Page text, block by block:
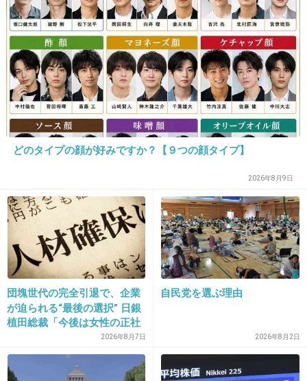
37. 匿名2026/07/08(水) 12:03:25
>>32
むしろ、自民大勝ちのせいで、国民が一切望んでいない政
党の候補が繰り上がりおこぼれで当選したりしていて、そ
こに疑問を多くの人が持っているのにね
+5 -1
彼氏と話すよ〜
結構議論になる
喧嘩ではなくて議論ね
+1 -0
39. 匿名2026/07/08(水) 12:07:08
男系男子が途絶えるとなると、皇室がなくなってしまうよ
他国からのSNS、メディアの報道で本当に騙されないほう
別”のリアル
どのタイプの顔が好みですか？【９つの顔タイプ】
2026年8月9日
団塊世代の完全引退で、企業
が迫られる“最後の選択” 日銀
植田総裁「今後は女性の正社
員化と外国人の人材活用が
鍵」
2026年8月7日
自民党を選ぶ理由
2026年8月2日